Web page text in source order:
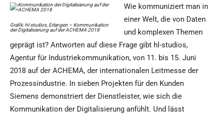
Grafik: hl-studios, Erlangen – Kommunikation
der Digitalisierung auf der ACHEMA 2018
Wie kommuniziert man in
einer Welt, die von Daten
und komplexen Themen
geprägt ist? Antworten auf diese Frage gibt hl-studios,
Agentur für Industriekommunikation, von 11. bis 15. Juni
2018 auf der ACHEMA, der internationalen Leitmesse der
Prozessindustrie. In sieben Projekten für den Kunden
Siemens demonstriert der Dienstleister, wie sich die
Kommunikation der Digitalisierung anfühlt. Und lässt